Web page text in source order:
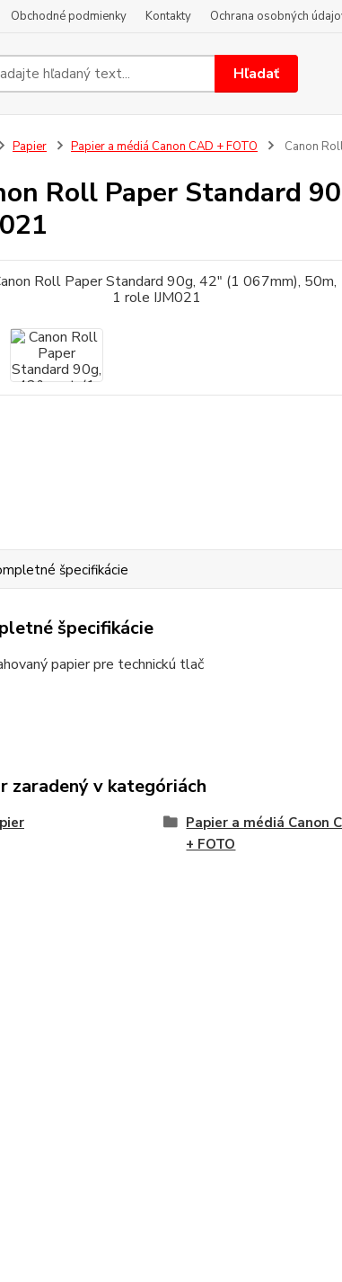
Obchodné podmienky Kontakty Ochrana osobných
Hľadať
Papier Papier a médiá Canon CAD + FOTO Canon
Roll Paper Standard
špecifikácie
špecifikácie
papier pre technickú tlač
zaradený v kategóriách
Papier a médiá Canon
+ FOTO